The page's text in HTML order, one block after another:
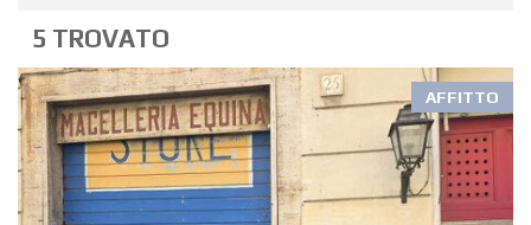
5 TROVATO
AFFITTO